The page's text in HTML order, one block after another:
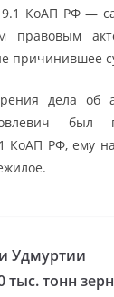
КоАП РФ —
причинившее
дела
был
КоАП РФ, ему
Удмуртии
тыс. тонн